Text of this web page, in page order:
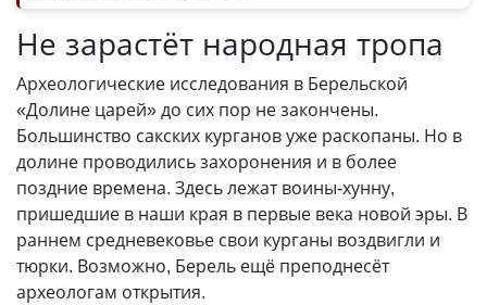
Не зарастёт народная тропа
Археологические исследования в Берельской
«Долине царей» до сих пор не закончены.
Большинство сакских курганов уже раскопаны. Но в
долине проводились захоронения и в более
поздние времена. Здесь лежат воины-хунну,
пришедшие в наши края в первые века новой эры. В
раннем средневековье свои курганы воздвигли и
тюрки. Возможно, Берель ещё преподнесёт
археологам открытия.